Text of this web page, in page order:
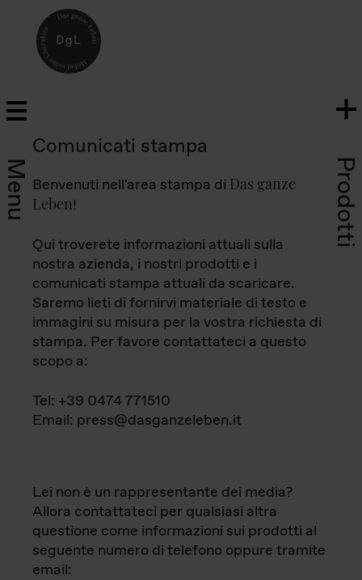
Menu Prodotti
Comunicati stampa
Benvenuti nell'area stampa di Das ganze
Leben!
Qui troverete informazioni attuali sulla
nostra azienda, i nostri prodotti e i
comunicati stampa attuali da scaricare.
Saremo lieti di fornirvi materiale di testo e
immagini su misura per la vostra richiesta di
stampa. Per favore contattateci a questo
scopo a:
Tel: +39 0474 771510
Email: press@dasganzeleben.it
Lei non è un rappresentante dei media?
Allora contattateci per qualsiasi altra
questione come informazioni sui prodotti al
seguente numero di telefono oppure tramite
email: